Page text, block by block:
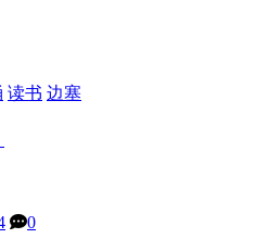
读书 边塞
0